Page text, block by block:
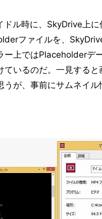
ル時に、SkyDrive上
ファイルを、
ー上ではPlaceholderデ
ているのだ。一見する
うが、事前にサムネイ